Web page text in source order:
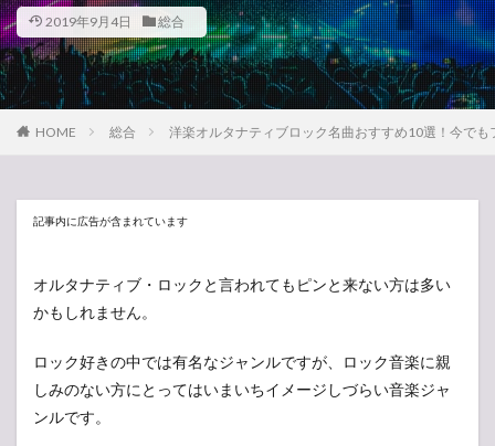
2019年9月4日 総合
HOME 総合 洋楽オルタナティブロック名曲おすすめ10選！今で
記事内に広告が含まれています
オルタナティブ・ロックと言われてもピンと来ない方は多い
かもしれません。
ロック好きの中では有名なジャンルですが、ロック音楽に親
しみのない方にとってはいまいちイメージしづらい音楽ジャ
ンルです。